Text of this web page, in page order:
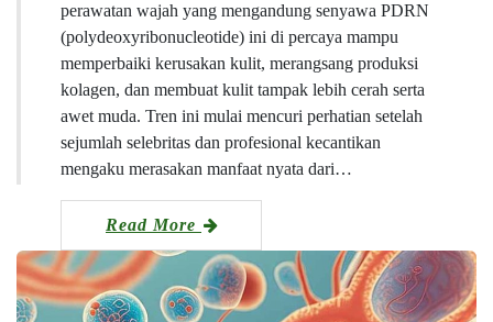
perawatan wajah yang mengandung senyawa PDRN
(polydeoxyribonucleotide) ini di percaya mampu
memperbaiki kerusakan kulit, merangsang produksi
kolagen, dan membuat kulit tampak lebih cerah serta
awet muda. Tren ini mulai mencuri perhatian setelah
sejumlah selebritas dan profesional kecantikan
mengaku merasakan manfaat nyata dari…
Read More